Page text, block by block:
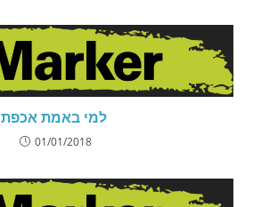
למי באמת אכפת
01/01/2018